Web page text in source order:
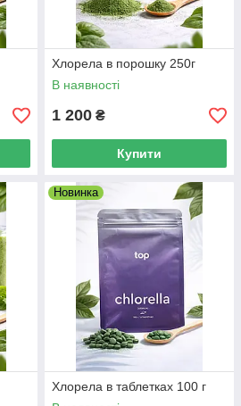
Хлорела в порошку 250г
В наявності
1 200 ₴
Купити
Новинка
Хлорела в таблетках 100 г